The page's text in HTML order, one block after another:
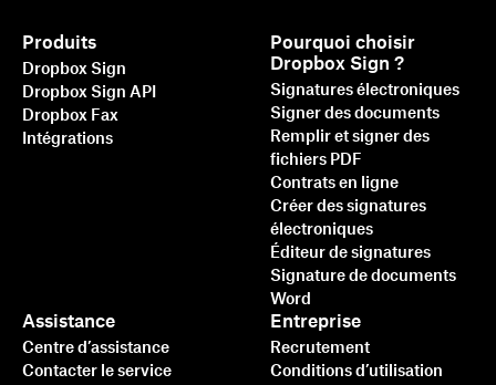
Produits
Dropbox Sign
Dropbox Sign API
Dropbox Fax
Intégrations
Pourquoi choisir
Dropbox Sign ?
Signatures électroniques
Signer des documents
Remplir et signer des
fichiers PDF
Contrats en ligne
Créer des signatures
électroniques
Éditeur de signatures
Signature de documents
Word
Assistance
Centre d’assistance
Contacter le service
Entreprise
Recrutement
Conditions d’utilisation